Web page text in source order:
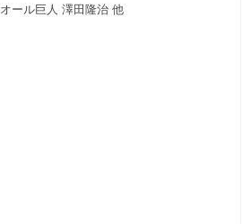
ール巨人 澤田隆治 他